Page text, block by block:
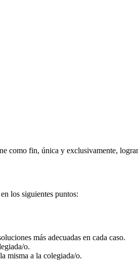
fin, única y exclusivamente, lograr
los siguientes puntos:
más adecuadas en cada caso.
o.
misma a la colegiada/o.